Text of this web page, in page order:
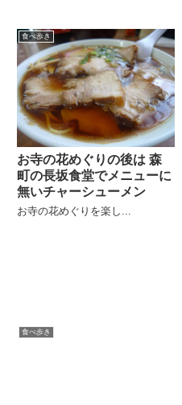
食べ歩き
お寺の花めぐりの後は 森
町の長坂食堂でメニューに
無いチャーシューメン
お寺の花めぐりを楽し...
食べ歩き